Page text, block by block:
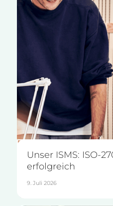
Unser ISMS: ISO-
erfolgreich
9. Juli 2026